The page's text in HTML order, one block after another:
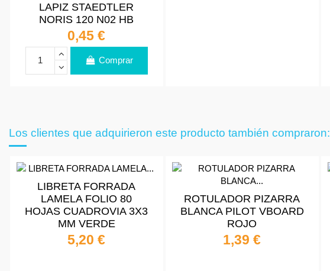
LAPIZ STAEDTLER
NORIS 120 N02 HB
0,45 €
Comprar
Los clientes que adquirieron este producto también compraron:
LIBRETA FORRADA
LAMELA FOLIO 80
HOJAS CUADROVIA 3X3
MM VERDE
5,20 €
ROTULADOR PIZARRA
BLANCA PILOT VBOARD
ROJO
1,39 €